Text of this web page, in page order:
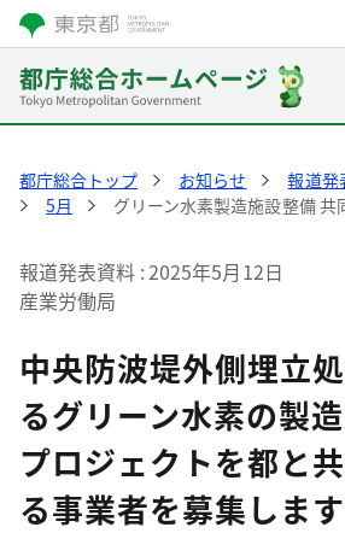
都庁総合トップ お知らせ 報道発
5月
グリーン水素製造施設整備 共
報道発表資料 2025年5月12日
産業労働局
中央防波堤外側埋立
るグリーン水素の製
プロジェクトを都と
る事業者を募集します